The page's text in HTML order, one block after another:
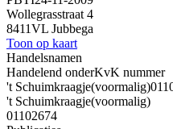
Wollegrasstraat 4
8411VL Jubbega
Toon op kaart
Handelsnamen
Handelend onderKvK nummer
't Schuimkraagje(voormalig)
't Schuimkraagje(voormalig)
01102674